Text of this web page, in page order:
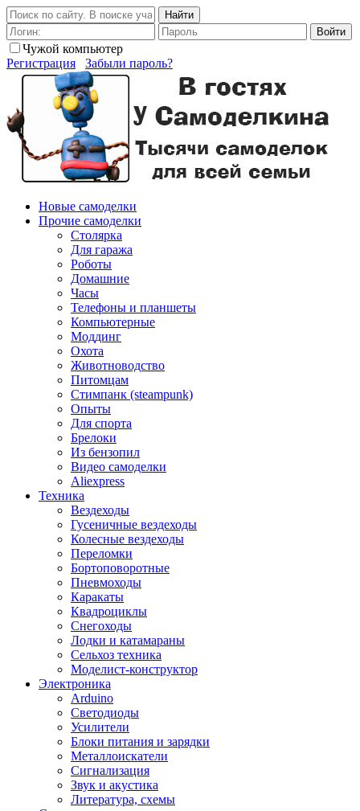
Найти
Войти
Чужой компьютер
Регистрация
Забыли пароль?
Новые самоделки
Прочие самоделки
Столярка
Для гаража
Роботы
Домашние
Часы
Телефоны и планшеты
Компьютерные
Моддинг
Охота
Животноводство
Питомцам
Стимпанк (steampunk)
Опыты
Для спорта
Брелоки
Из бензопил
Видео самоделки
Aliexpress
Техника
Вездеходы
Гусеничные вездеходы
Колесные вездеходы
Переломки
Бортоповоротные
Пневмоходы
Каракаты
Квадроциклы
Снегоходы
Лодки и катамараны
Сельхоз техника
Моделист-конструктор
Электроника
Arduino
Светодиоды
Усилители
Блоки питания и зарядки
Металлоискатели
Сигнализация
Звук и акустика
Литература, схемы